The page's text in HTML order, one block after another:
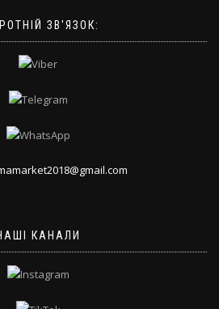
ЗВ'ЯЗОК:
КАНАЛИ